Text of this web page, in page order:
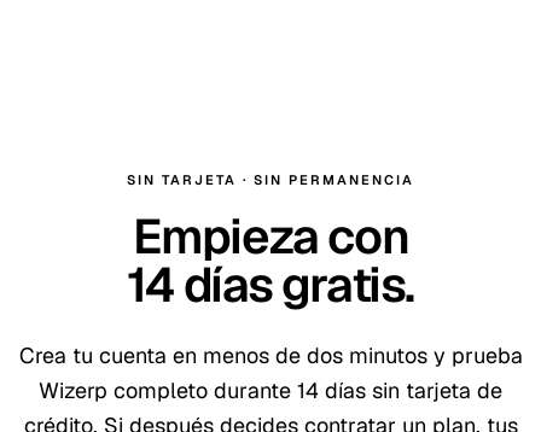
SIN TARJETA · SIN PERMANENCIA
Empieza con
14días gratis.
Crea tu cuenta en menos de dos minutos y prueba
Wizerp completo durante 14 días sin tarjeta de
crédito. Si después decides contratar un plan, tus